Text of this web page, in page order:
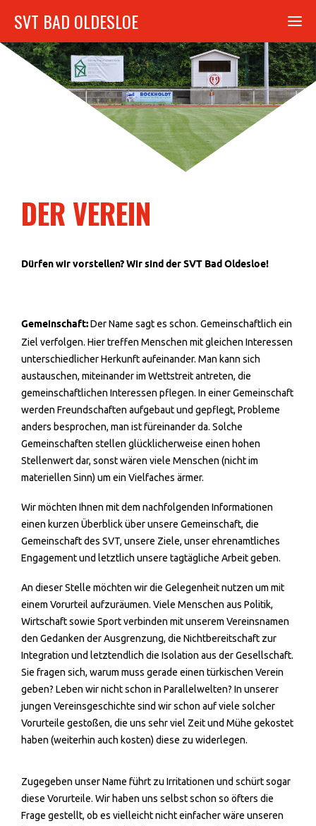
DER VEREIN
Dürfen wir vorstellen? Wir sind der SVT Bad Oldesloe!
Gemeinschaft:Der Name sagt es schon. Gemeinschaftlich ein
Ziel verfolgen. Hier treffen Menschen mit gleichen Interessen
unterschiedlicher Herkunft aufeinander. Man kann sich
austauschen, miteinander im Wettstreit antreten, die
gemeinschaftlichen Interessen pflegen. In einer Gemeinschaft
werden Freundschaften aufgebaut und gepflegt, Probleme
anders besprochen, man ist füreinander da. Solche
Gemeinschaften stellen glücklicherweise einen hohen
Stellenwert dar, sonst wären viele Menschen (nicht im
materiellen Sinn) um ein Vielfaches ärmer.
Wir möchten Ihnen mit dem nachfolgenden Informationen
einen kurzen Überblick über unsere Gemeinschaft, die
Gemeinschaft des SVT, unsere Ziele, unser ehrenamtliches
Engagement und letztlich unsere tagtägliche Arbeit geben.
An dieser Stelle möchten wir die Gelegenheit nutzen um mit
einem Vorurteil aufzuräumen. Viele Menschen aus Politik,
Wirtschaft sowie Sport verbinden mit unserem Vereinsnamen
den Gedanken der Ausgrenzung, die Nichtbereitschaft zur
Integration und letztendlich die Isolation aus der Gesellschaft.
Sie fragen sich, warum muss gerade einen türkischen Verein
geben? Leben wir nicht schon in Parallelwelten? In unserer
jungen Vereinsgeschichte sind wir schon auf viele solcher
Vorurteile gestoßen, die uns sehr viel Zeit und Mühe gekostet
haben (weiterhin auch kosten) diese zu widerlegen.
Zugegeben unser Name führt zu Irritationen und schürt sogar
diese Vorurteile. Wir haben uns selbst schon so öfters die
Frage gestellt, ob es vielleicht nicht einfacher wäre unseren
SVT BAD OLDESLOE